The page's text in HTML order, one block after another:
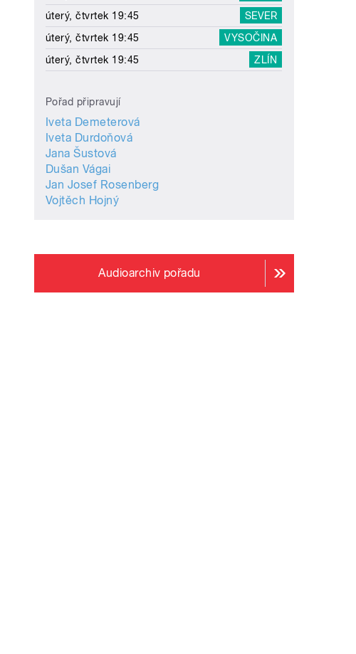
úterý, čtvrtek 19:45
SEVER
úterý, čtvrtek 19:45
VYSOČINA
úterý, čtvrtek 19:45
ZLÍN
Pořad připravují
Iveta Demeterová
Iveta Durdoňová
Jana Šustová
Dušan Vágai
Jan Josef Rosenberg
Vojtěch Hojný
Audioarchiv pořadu